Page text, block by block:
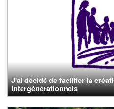
J'ai décidé de faciliter la
intergénérationnels